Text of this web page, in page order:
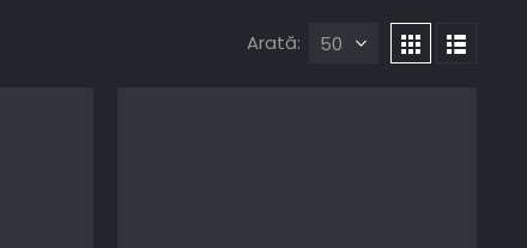
Arată: